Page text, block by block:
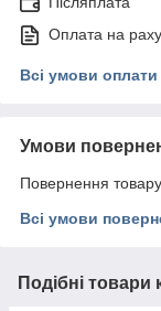
Оплата на
Всі умови оплати
Умови
Повернення
Всі умови
Подібні товари